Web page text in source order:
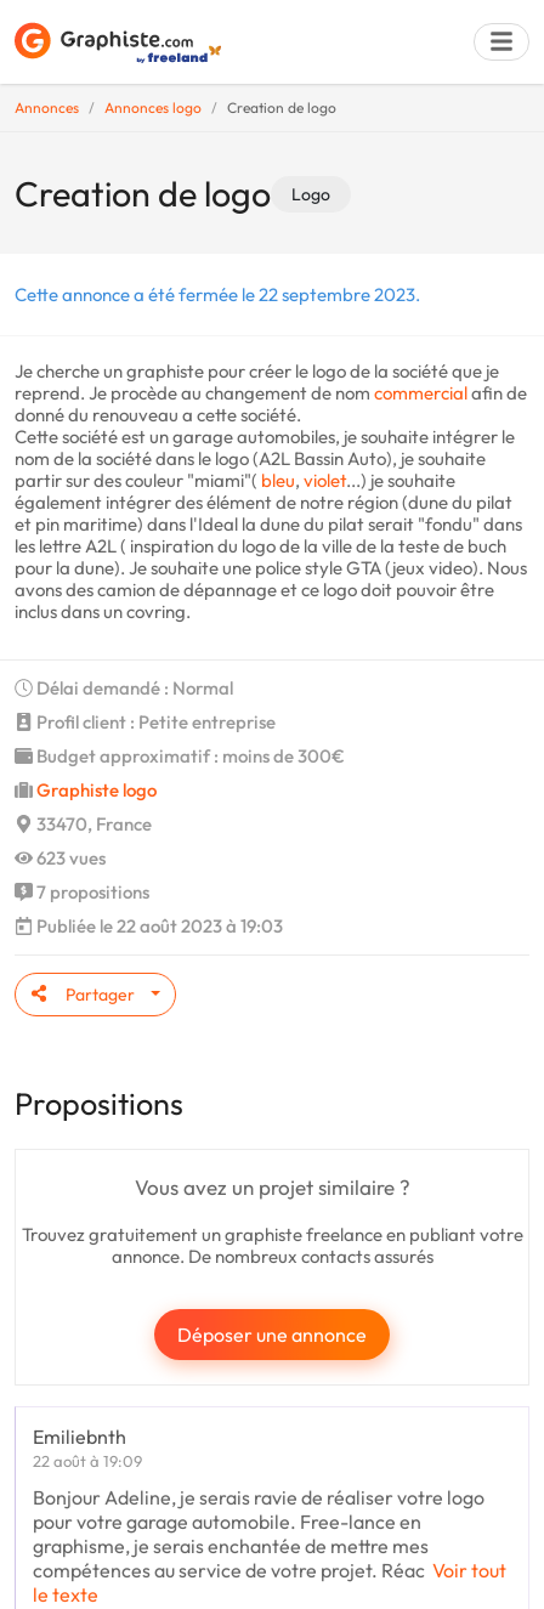
Annonces Annonces logo Creation de logo
Creation de logo Logo
Cette annonce a été fermée le 22 septembre 2023.
Je cherche un graphiste pour créer le logo de la société que je
reprend. Je procède au changement de nom commercialafin de
donné du renouveau a cette société.
Cette société est un garage automobiles, je souhaite intégrer le
nom de la société dans le logo (A2L Bassin Auto), je souhaite
partir sur des couleur "miami"( bleu, violet...) je souhaite
également intégrer des élément de notre région (dune du pilat
et pin maritime) dans l'Ideal la dune du pilat serait "fondu" dans
les lettre A2L ( inspiration du logo de la ville de la teste de buch
pour la dune). Je souhaite une police style GTA (jeux video). Nous
avons des camion de dépannage et ce logo doit pouvoir être
inclus dans un covring.
Délai demandé : Normal
Profil client : Petite entreprise
Budget approximatif : moins de 300€
Graphiste logo
33470, France
623 vues
7 propositions
Publiée le 22 août 2023 à 19:03
Partager
Propositions
Vous avez un projet similaire ?
Trouvez gratuitement un graphiste freelance en publiant votre
annonce. De nombreux contacts assurés
Déposer une annonce
Emiliebnth
22 août à 19:09
Bonjour Adeline, je serais ravie de réaliser votre logo
pour votre garage automobile. Free-lance en
graphisme, je serais enchantée de mettre mes
compétences au service de votre projet. Réac Voir tout
le texte